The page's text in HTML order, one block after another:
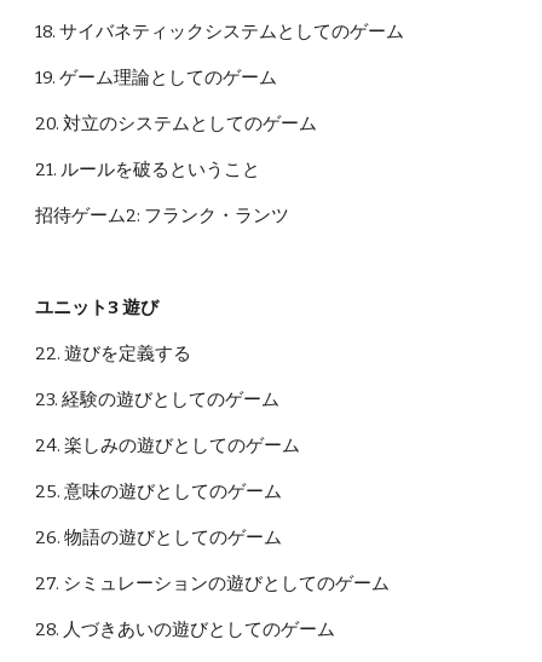
18. サイバネティックシステムとしてのゲーム
19. ゲーム理論としてのゲーム
20. 対立のシステムとしてのゲーム
21. ルールを破るということ
招待ゲーム2: フランク・ランツ
ユニット3 遊び
22. 遊びを定義する
23. 経験の遊びとしてのゲーム
24. 楽しみの遊びとしてのゲーム
25. 意味の遊びとしてのゲーム
26. 物語の遊びとしてのゲーム
27. シミュレーションの遊びとしてのゲーム
28. 人づきあいの遊びとしてのゲーム